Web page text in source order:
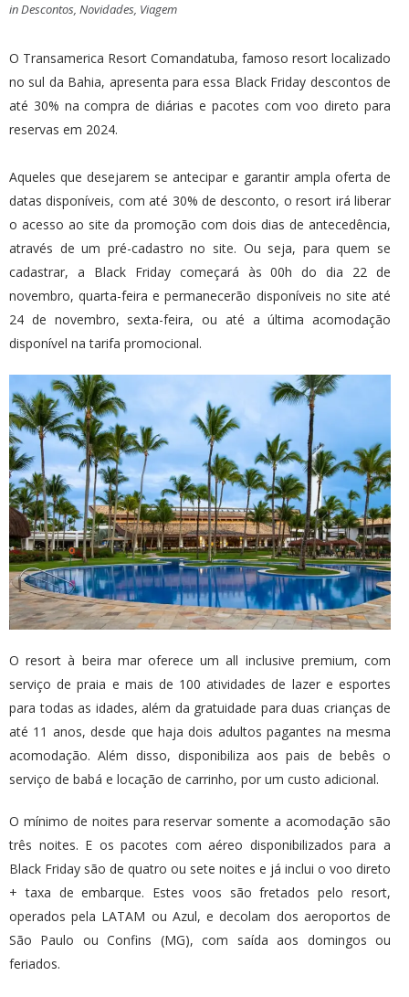
inDescontos, Novidades, Viagem
O Transamerica Resort Comandatuba, famoso resort localizado
no sul da Bahia, apresenta para essa Black Friday descontos de
até 30% na compra de diárias e pacotes com voo direto para
reservas em 2024.
Aqueles que desejarem se antecipar e garantir ampla oferta de
datas disponíveis, com até 30% de desconto, o resort irá liberar
o acesso ao site da promoção com dois dias de antecedência,
através de um pré-cadastro no site. Ou seja, para quem se
cadastrar, a Black Friday começará às 00h do dia 22 de
novembro, quarta-feira e permanecerão disponíveis no site até
24 de novembro, sexta-feira, ou até a última acomodação
disponível na tarifa promocional.
O resort à beira mar oferece um all inclusive premium, com
serviço de praia e mais de 100 atividades de lazer e esportes
para todas as idades, além da gratuidade para duas crianças de
até 11 anos, desde que haja dois adultos pagantes na mesma
acomodação. Além disso, disponibiliza aos pais de bebês o
serviço de babá e locação de carrinho, por um custo adicional.
O mínimo de noites para reservar somente a acomodação são
três noites. E os pacotes com aéreo disponibilizados para a
Black Friday são de quatro ou sete noites e já inclui o voo direto
+ taxa de embarque. Estes voos são fretados pelo resort,
operados pela LATAM ou Azul, e decolam dos aeroportos de
São Paulo ou Confins (MG), com saída aos domingos ou
feriados.